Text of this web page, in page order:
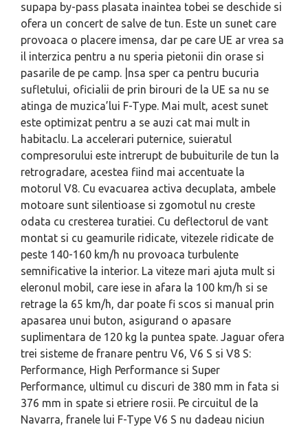
supapa by-pass plasata inaintea tobei se deschide si
ofera un concert de salve de tun. Este un sunet care
provoaca o placere imensa, dar pe care UE ar vrea sa
il interzica pentru a nu speria pietonii din orase si
pasarile de pe camp. |nsa sper ca pentru bucuria
sufletului, oficialii de prin birouri de la UE sa nu se
atinga de muzica’lui F-Type. Mai mult, acest sunet
este optimizat pentru a se auzi cat mai mult in
habitaclu. La accelerari puternice, suieratul
compresorului este intrerupt de bubuiturile de tun la
retrogradare, acestea fiind mai accentuate la
motorul V8. Cu evacuarea activa decuplata, ambele
motoare sunt silentioase si zgomotul nu creste
odata cu cresterea turatiei. Cu deflectorul de vant
montat si cu geamurile ridicate, vitezele ridicate de
peste 140-160 km/h nu provoaca turbulente
semnificative la interior. La viteze mari ajuta mult si
eleronul mobil, care iese in afara la 100 km/h si se
retrage la 65 km/h, dar poate fi scos si manual prin
apasarea unui buton, asigurand o apasare
suplimentara de 120 kg la puntea spate. Jaguar ofera
trei sisteme de franare pentru V6, V6 S si V8 S:
Performance, High Performance si Super
Performance, ultimul cu discuri de 380 mm in fata si
376 mm in spate si etriere rosii. Pe circuitul de la
Navarra, franele lui F-Type V6 S nu dadeau niciun